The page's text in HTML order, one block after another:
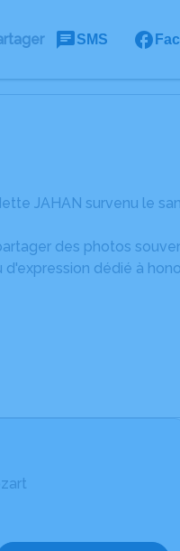
SMS
JAHAN survenu le
des photos
dédié à